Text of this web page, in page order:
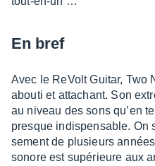
En bref
Avec le ReVolt Guitar, Two
abouti et atta­chant. Son
au niveau des sons qu’en
presque indis­pen­sable. On
se­ment de plusieurs
sonore est supé­rieure aux